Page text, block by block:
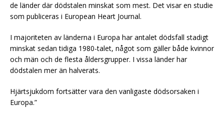
de länder där dödstalen minskat som mest. Det visar en studie
som publiceras i European Heart Journal.
I majoriteten av länderna i Europa har antalet dödsfall stadigt
minskat sedan tidiga 1980-talet, något som gäller både kvinnor
och män och de flesta åldersgrupper. I vissa länder har
dödstalen mer än halverats.
Hjärtsjukdom fortsätter vara den vanligaste dödsorsaken i
Europa.”